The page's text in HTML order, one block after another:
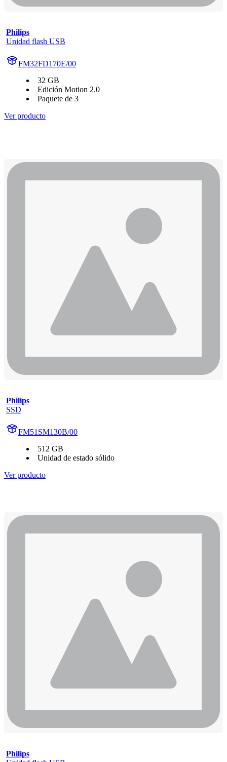
Philips
Unidad flash USB
FM32FD170E/00
32 GB
Edición Motion 2.0
Paquete de 3
Ver producto
Philips
SSD
FM51SM130B/00
512 GB
Unidad de estado sólido
Ver producto
Philips